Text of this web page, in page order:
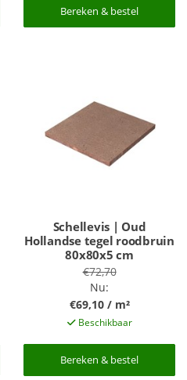
Bereken & bestel
Bereken & bestel
Schellevis | Oud
Hollandse tegel roodbruin
80x80x5 cm
€72,70
Nu:
€69,10 / m²
Beschikbaar
Bereken & bestel
Bereken & bestel